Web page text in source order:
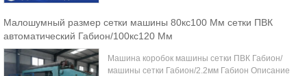
Малошумный размер сетки машины 80кс100 Мм сетки ПВК
автоматический Габион/100кс120 Мм
Машина коробок машины сетки ПВК Габион/
машины сетки Габион/2.2мм Габион Описание